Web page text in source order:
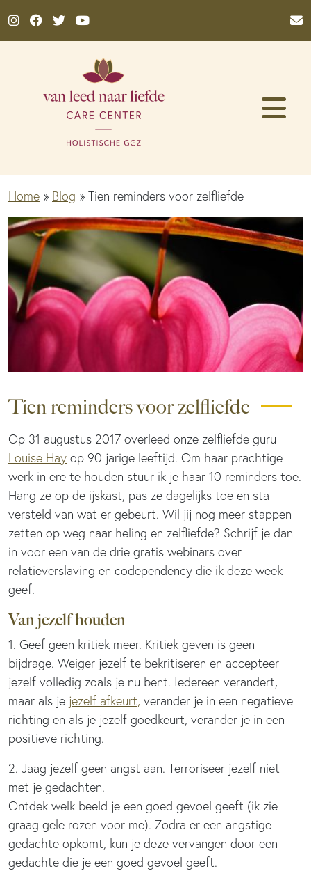
Home » Blog » Tien reminders voor zelfliefde
Tien reminders voor zelfliefde
Op 31 augustus 2017 overleed onze zelfliefde guru
Louise Hay op 90 jarige leeftijd. Om haar prachtige
werk in ere te houden stuur ik je haar 10 reminders toe.
Hang ze op de ijskast, pas ze dagelijks toe en sta
versteld van wat er gebeurt. Wil jij nog meer stappen
zetten op weg naar heling en zelfliefde? Schrijf je dan
in voor een van de drie gratis webinars over
relatieverslaving en codependency die ik deze week
geef.
Van jezelf houden
1. Geef geen kritiek meer. Kritiek geven is geen
bijdrage. Weiger jezelf te bekritiseren en accepteer
jezelf volledig zoals je nu bent. Iedereen verandert,
maar als je jezelf afkeurt, verander je in een negatieve
richting en als je jezelf goedkeurt, verander je in een
positieve richting.
2. Jaag jezelf geen angst aan. Terroriseer jezelf niet
met je gedachten.
Ontdek welk beeld je een goed gevoel geeft (ik zie
graag gele rozen voor me). Zodra er een angstige
gedachte opkomt, kun je deze vervangen door een
gedachte die je een goed gevoel geeft.